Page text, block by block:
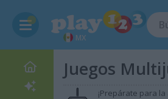
MX
Juegos
¡Prepárate para